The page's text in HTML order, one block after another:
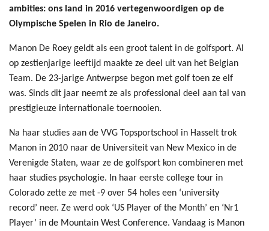
ambities: ons land in 2016 vertegenwoordigen op de
Olympische Spelen in Rio de Janeiro.
Manon De Roey geldt als een groot talent in de golfsport. Al
op zestienjarige leeftijd maakte ze deel uit van het Belgian
Team. De 23-jarige Antwerpse begon met golf toen ze elf
was. Sinds dit jaar neemt ze als professional deel aan tal van
prestigieuze internationale toernooien.
Na haar studies aan de VVG Topsportschool in Hasselt trok
Manon in 2010 naar de Universiteit van New Mexico in de
Verenigde Staten, waar ze de golfsport kon combineren met
haar studies psychologie. In haar eerste college tour in
Colorado zette ze met -9 over 54 holes een ‘university
record’ neer. Ze werd ook ‘US Player of the Month’ en ‘Nr1
Player’ in de Mountain West Conference. Vandaag is Manon